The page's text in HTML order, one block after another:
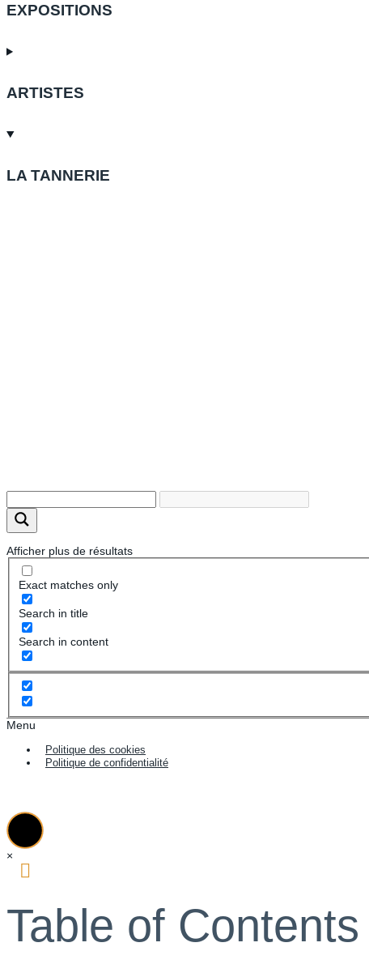
EXPOSITIONS
ARTISTES
LA TANNERIE
Afficher plus de résultats
Exact matches only
Search in title
Search in content
Menu
Politique des cookies
Politique de confidentialité
×
Table of Contents